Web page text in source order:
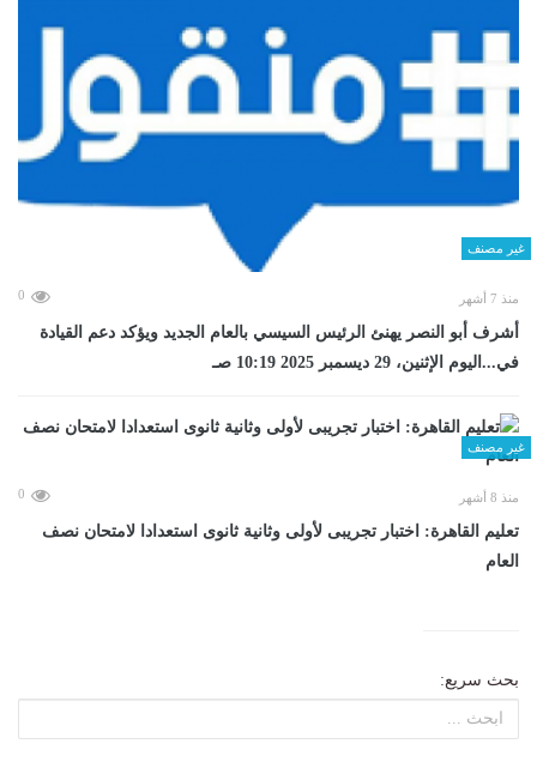
غير مصنف
منذ 7 أشهر 0
أشرف أبو النصر يهنئ الرئيس السيسي بالعام الجديد ويؤكد دعم القيادة
في...اليوم الإثنين، 29 ديسمبر 2025 10:19 صـ
غير مصنف
منذ 8 أشهر 0
تعليم القاهرة: اختبار تجريبى لأولى وثانية ثانوى استعدادا لامتحان نصف
العام
بحث سريع: